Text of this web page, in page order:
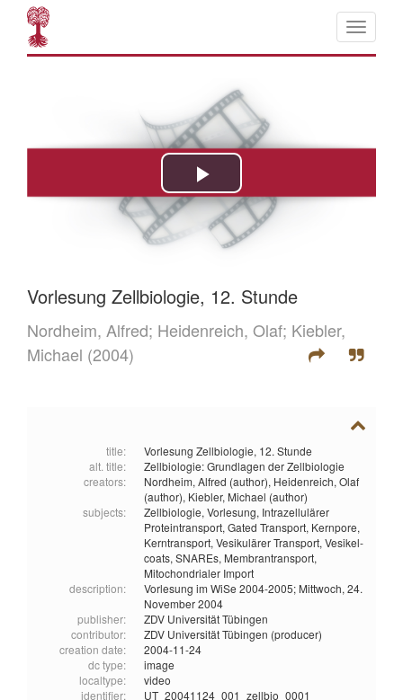
Vorlesung Zellbiologie, 12. Stunde
Nordheim, Alfred; Heidenreich, Olaf; Kiebler,
Michael (2004)
title:
Vorlesung Zellbiologie, 12. Stunde
alt. title:
Zellbiologie: Grundlagen der Zellbiologie
creators:
Nordheim, Alfred (author), Heidenreich, Olaf
(author), Kiebler, Michael (author)
subjects:
Zellbiologie, Vorlesung, Intrazellulärer
Proteintransport, Gated Transport, Kernpore,
Kerntransport, Vesikulärer Transport, Vesikel-
coats, SNAREs, Membrantransport,
Mitochondrialer Import
description:
Vorlesung im WiSe 2004-2005; Mittwoch, 24.
November 2004
publisher:
ZDV Universität Tübingen
contributor:
ZDV Universität Tübingen (producer)
creation date:
2004-11-24
dc type:
image
localtype:
video
identifier:
UT_20041124_001_zellbio_0001